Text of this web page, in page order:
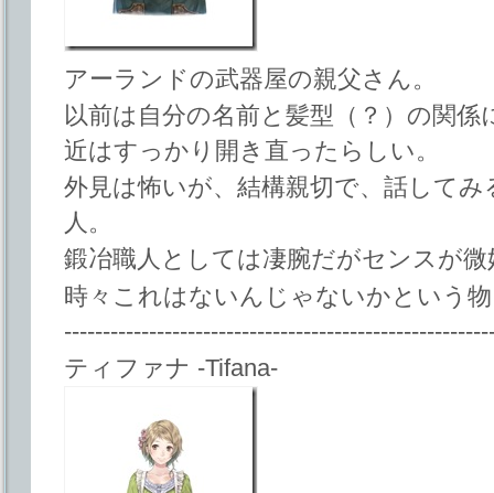
アーランドの武器屋の親父さん。
以前は自分の名前と髪型（？）の関
近はすっかり開き直ったらしい。
外見は怖いが、結構親切で、話して
人。
鍛冶職人としては凄腕だがセンスが
時々これはないんじゃないかという
ティファナ -Tifana-